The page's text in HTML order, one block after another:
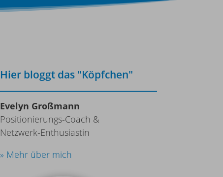
Hier bloggt das "Köpfchen"
Evelyn Großmann
Positionierungs-Coach &
Netzwerk-Enthusiastin
» Mehr über mich